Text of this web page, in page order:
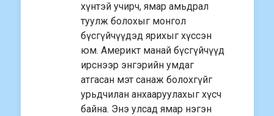
хүнтэй учирч, ямар амьдрал
туулж болохыг монгол
бүсгүйчүүдэд ярихыг хүссэн
юм. Америкт манай бүсгүйчүүд
ирснээр энгэрийн умдаг
атгасан мэт санаж болохгүйг
урьдчилан анхааруулахыг хүсч
байна. Энэ улсад ямар нэгэн